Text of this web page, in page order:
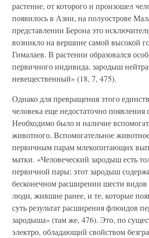
растение, от которого и произошел
появилось в Азии, на полуострове
представлении Берона это
возникло на вершине самой высокой
Гималаев. В растении образовался
первичного индивида, зародыш
невещественный» (18, 7, 475).
Однако для превращения этого
человека еще недостаточно появления
Необходимо было и наличие
животного. Вспомогательное
первичным парам млекопитающих
матки. «Человеческий зародыш есть
первичной пары; этот зародыш
бесконечном расширении шести
люди, жившие ранее, и те, которые
суть результат расширения флюидов
зародыша» (там же, 476). Это, по
электро, обладающий свойством